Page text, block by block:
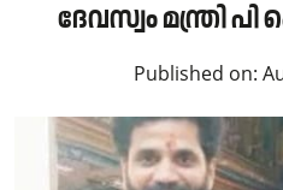
ദേവസ്വം മന്ത്രി
Published on: